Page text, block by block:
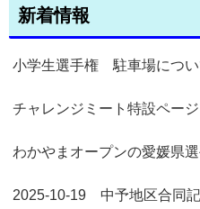
新着情報
小学生選手権 駐車場につい
チャレンジミート特設ペー
わかやまオープンの愛媛県
2025-10-19 中予地区合同